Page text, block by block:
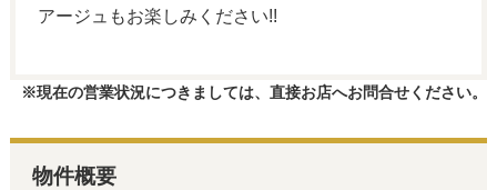
アージュもお楽しみください!!
※現在の営業状況につきましては、直接お店へお問合せください。
物件概要